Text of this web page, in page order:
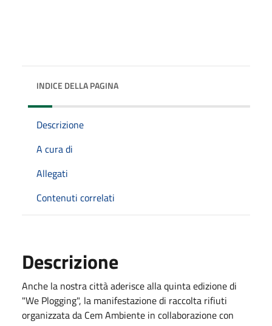
INDICE DELLA PAGINA
Descrizione
A cura di
Allegati
Contenuti correlati
Descrizione
Anche la nostra città aderisce alla quinta edizione di
"We Plogging", la manifestazione di raccolta rifiuti
organizzata da Cem Ambiente in collaborazione con